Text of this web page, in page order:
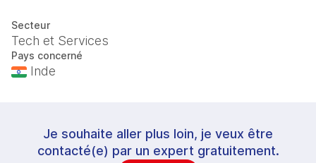
Secteur
Tech et Services
Pays concerné
Inde
Je souhaite aller plus loin, je veux être
contacté(e) par un expert gratuitement.